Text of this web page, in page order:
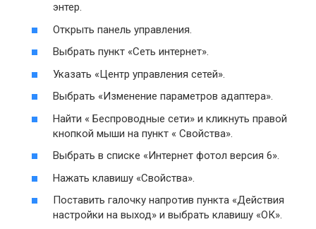
энтер.
Открыть панель управления.
Выбрать пункт «Сеть интернет».
Указать «Центр управления сетей».
Выбрать «Изменение параметров адаптера».
Найти « Беспроводные сети» и кликнуть правой
кнопкой мыши на пункт « Свойства».
Выбрать в списке «Интернет фотол версия 6».
Нажать клавишу «Свойства».
Поставить галочку напротив пункта «Действия
настройки на выход» и выбрать клавишу «ОК».